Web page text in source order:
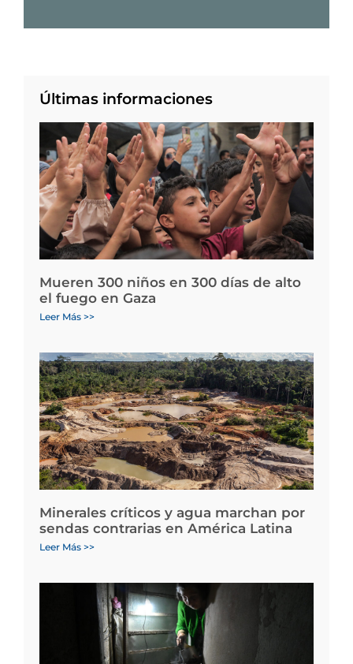
Últimas informaciones
Mueren 300 niños en 300 días de alto
el fuego en Gaza
Leer Más >>
Minerales críticos y agua marchan por
sendas contrarias en América Latina
Leer Más >>